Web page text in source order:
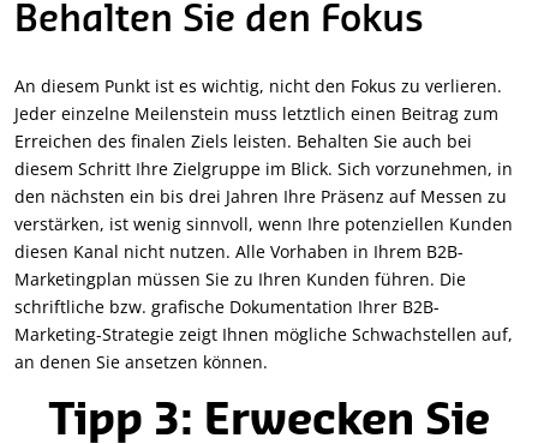
Behalten Sie den Fokus
An diesem Punkt ist es wichtig, nicht den Fokus zu verlieren.
Jeder einzelne Meilenstein muss letztlich einen Beitrag zum
Erreichen des finalen Ziels leisten. Behalten Sie auch bei
diesem Schritt Ihre Zielgruppe im Blick. Sich vorzunehmen, in
den nächsten ein bis drei Jahren Ihre Präsenz auf Messen zu
verstärken, ist wenig sinnvoll, wenn Ihre potenziellen Kunden
diesen Kanal nicht nutzen. Alle Vorhaben in Ihrem B2B-
Marketingplan müssen Sie zu Ihren Kunden führen. Die
schriftliche bzw. grafische Dokumentation Ihrer B2B-
Marketing-Strategie zeigt Ihnen mögliche Schwachstellen auf,
an denen Sie ansetzen können.
Tipp 3: Erwecken Sie